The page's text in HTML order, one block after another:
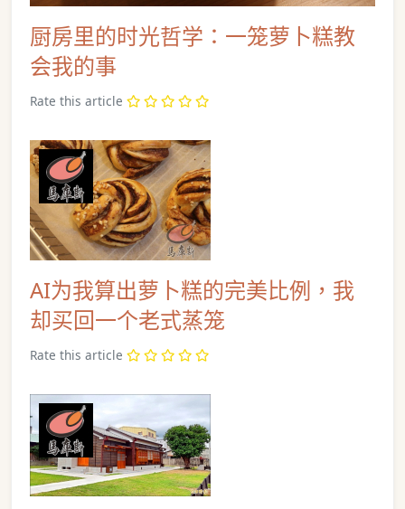
厨房里的时光哲学：一笼萝卜糕教
会我的事
Rate this article
AI为我算出萝卜糕的完美比例，我
却买回一个老式蒸笼
Rate this article